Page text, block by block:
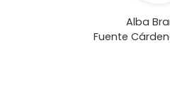
Alba
Fuente